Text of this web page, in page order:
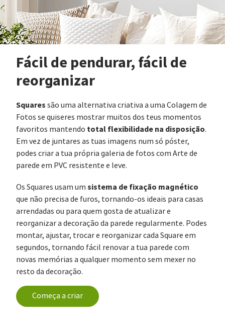
Fácil de pendurar, fácil de
reorganizar
Squares são uma alternativa criativa a uma Colagem de
Fotos se quiseres mostrar muitos dos teus momentos
favoritos mantendo total flexibilidade na disposição.
Em vez de juntares as tuas imagens num só póster,
podes criar a tua própria galeria de fotos com Arte de
parede em PVC resistente e leve.
Os Squares usam um sistema de fixação magnético
que não precisa de furos, tornando-os ideais para casas
arrendadas ou para quem gosta de atualizar e
reorganizar a decoração da parede regularmente. Podes
montar, ajustar, trocar e reorganizar cada Square em
segundos, tornando fácil renovar a tua parede com
novas memórias a qualquer momento sem mexer no
resto da decoração.
Começa a criar